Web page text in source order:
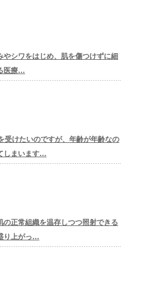
やシワをはじめ、肌を傷つけずに細
医療…
受けたいのですが、年齢が年齢なの
しまいます…
の正常組織を温存しつつ照射できる
り上がっ…